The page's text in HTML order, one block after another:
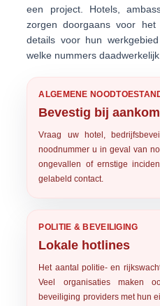
een project. Hotels,
zorgen doorgaans voor het
details voor hun
welke nummers
ALGEMENE
Bevestig bij
Vraag uw hotel,
noodnummer u in geval van
ongevallen of ernstige
gelabeld contact.
POLITIE & BEVEILIGING
Lokale hotlines
Het aantal politie- en
Veel organisaties maken
beveiliging providers met hun